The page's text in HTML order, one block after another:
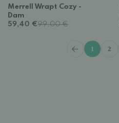
Merrell Wrapt Cozy -
Dam
59,40 €99,00 €
1 2